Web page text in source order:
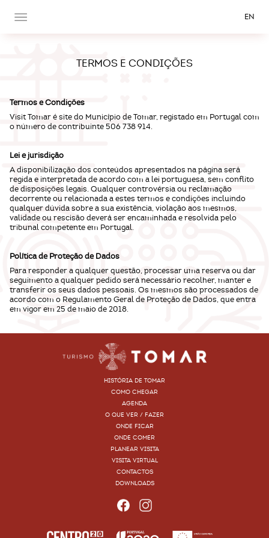
EN
TERMOS E CONDIÇÕES
Termos e Condições
Visit Tomar é site do Município de Tomar, registado em Portugal com
o número de contribuinte 506 738 914.
Lei e jurisdição
A disponibilização dos conteúdos apresentados na página será
regida e interpretada de acordo com a lei portuguesa, sem conflito
de disposições legais. Qualquer controvérsia ou reclamação
decorrente ou relacionada a estes termos e condições incluindo
qualquer dúvida sobre a sua existência, violação aos mesmos,
validade ou rescisão deverá ser encaminhada e resolvida pelo
tribunal competente em Portugal.
Política de Proteção de Dados
Para responder a qualquer questão, processar uma reserva ou dar
seguimento a qualquer pedido será necessário recolher, manter e
transferir os seus dados pessoais. Os mesmos são processados de
acordo com o Regulamento Geral de Proteção de Dados, que entra
em vigor em 25 de maio de 2018.
HISTÓRIA DE TOMAR
COMO CHEGAR
AGENDA
O QUE VER / FAZER
ONDE FICAR
ONDE COMER
PLANEAR VISITA
VISITA VIRTUAL
CONTACTOS
DOWNLOADS